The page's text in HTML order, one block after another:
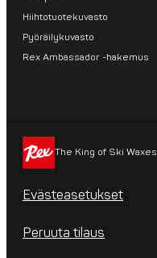
Hiihtotuotekuvasto
Pyöräilykuvasto
Rex Ambassador -hakemus
The King of Ski Waxes
Evästeasetukset
Peruuta tilaus